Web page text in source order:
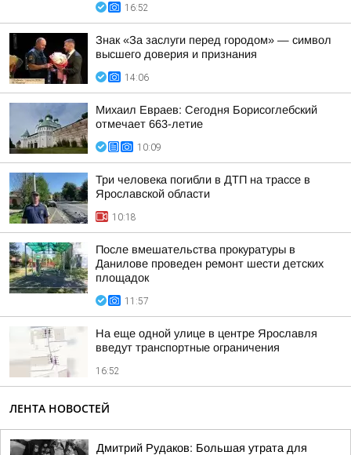
16:52
Знак «За заслуги перед городом» — символ
высшего доверия и признания
14:06
Михаил Евраев: Сегодня Борисоглебский
отмечает 663-летие
10:09
Три человека погибли в ДТП на трассе в
Ярославской области
10:18
После вмешательства прокуратуры в
Данилове проведен ремонт шести детских
площадок
11:57
На еще одной улице в центре Ярославля
введут транспортные ограничения
16:52
ЛЕНТА НОВОСТЕЙ
Дмитрий Рудаков: Большая утрата для